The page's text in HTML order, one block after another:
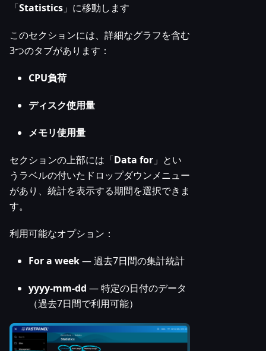
「Statistics 」に移動します
このセクションには、詳細なグラフを含む
3つのタブがあります：
CPU負荷
ディスク使用量
メモリ使用量
セクションの上部には「Data for 」とい
うラベルの付いたドロップダウンメニュー
があり、統計を表示する期間を選択できま
す。
利用可能なオプション：
For a week— 過去7日間の集計統計
yyyy-mm-dd — 特定の日付のデータ
（過去7日間で利用可能）